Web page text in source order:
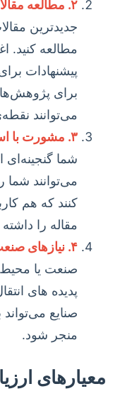
۲. مطالعه مقالات اخیر و شناسایی شکاف‌ها:
جدیدترین
مطالعه کنید.
پیشنهادات
برای
می‌توانند
۳. مشورت با اساتید:
شما گنجینه‌ای
می‌توانند
کنند که هم
مقاله را
۴. نیازهای صنعت و جامعه:
صنعت یا
پدیده های
صنایع
منجر شود.
معیارهای